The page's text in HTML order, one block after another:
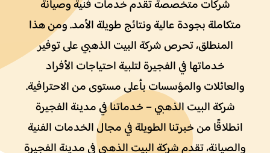
شركات متخصصة تقدم خدمات فنية وصيانة
متكاملة بجودة عالية ونتائج طويلة الأمد. ومن هذا
المنطلق، تحرص شركة البيت الذهبي على توفير
خدماتها في الفجيرة لتلبية احتياجات الأفراد
والعائلات والمؤسسات بأعلى مستوى من الاحترافية.
شركة البيت الذهبي – خدماتنا في مدينة الفجيرة
انطلاقًا من خبرتنا الطويلة في مجال الخدمات الفنية
والصيانة، تقدم شركة البيت الذهبي في مدينة الفجيرة